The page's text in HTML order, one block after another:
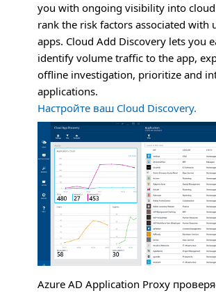
you with ongoing visibility into cloud
rank the risk factors associated with
apps. Cloud Add Discovery lets you
identify volume traffic to the app,
offline investigation, prioritize and
applications.
Настройте ваш Cloud Discovery.
Azure AD Application Proxy